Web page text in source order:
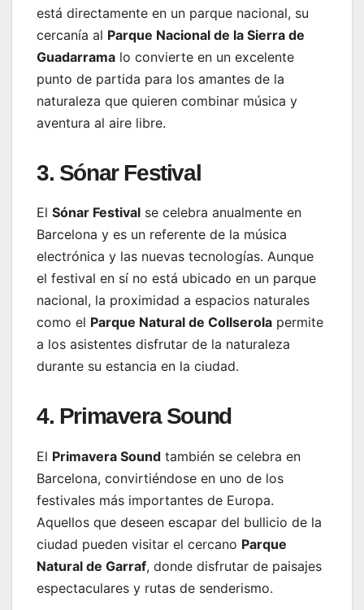
está directamente en un parque nacional, su
cercanía al Parque Nacional de la Sierra de
Guadarrama lo convierte en un excelente
punto de partida para los amantes de la
naturaleza que quieren combinar música y
aventura al aire libre.
3. Sónar Festival
El Sónar Festival se celebra anualmente en
Barcelona y es un referente de la música
electrónica y las nuevas tecnologías. Aunque
el festival en sí no está ubicado en un parque
nacional, la proximidad a espacios naturales
como el Parque Natural de Collserola permite
a los asistentes disfrutar de la naturaleza
durante su estancia en la ciudad.
4. Primavera Sound
El Primavera Sound también se celebra en
Barcelona, convirtiéndose en uno de los
festivales más importantes de Europa.
Aquellos que deseen escapar del bullicio de la
ciudad pueden visitar el cercano Parque
Natural de Garraf, donde disfrutar de paisajes
espectaculares y rutas de senderismo.